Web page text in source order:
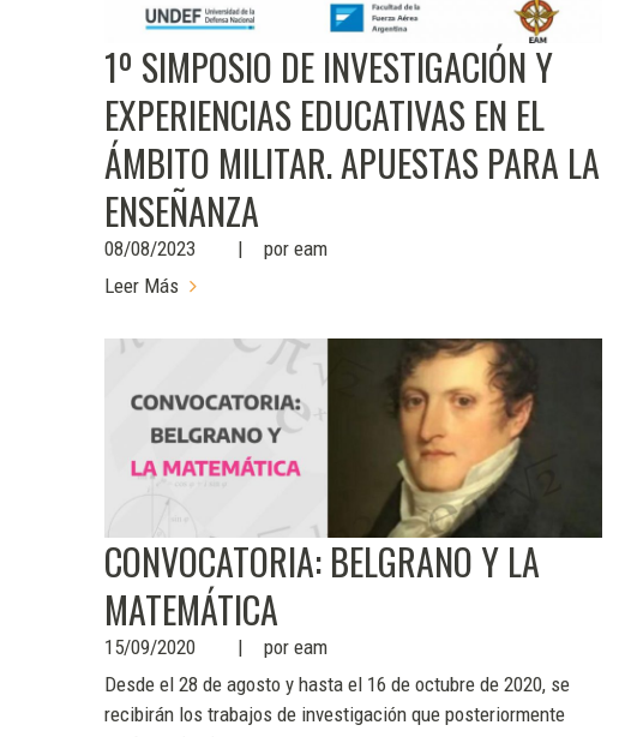
1º SIMPOSIO DE INVESTIGACIÓN Y
EXPERIENCIAS EDUCATIVAS EN EL
ÁMBITO MILITAR. APUESTAS PARA LA
ENSEÑANZA
08/08/2023 por eam
Leer Más
CONVOCATORIA: BELGRANO Y LA
MATEMÁTICA
15/09/2020 por eam
Desde el 28 de agosto y hasta el 16 de octubre de 2020, se
recibirán los trabajos de investigación que posteriormente